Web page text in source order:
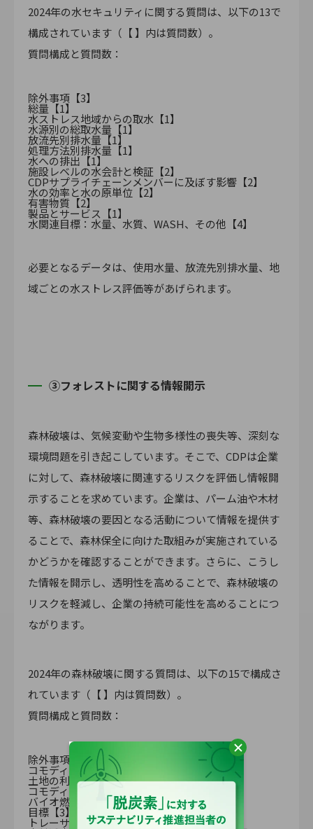
2024年の水セキュリティに関する質問は、以下の13で
構成されています（【 】内は質問数）。
質問構成と質問数：
除外事項【3】
総量【1】
水ストレス地域からの取水【1】
水源別の総取水量【1】
放流先別排水量【1】
処理方法別排水量【1】
水への排出【1】
施設レベルの水会計と検証【2】
CDPサプライチェーンメンバーに及ぼす影響【2】
水の効率と水の原単位【2】
有害物質【2】
製品とサービス【1】
水関連目標：水量、水質、WASH、その他【4】
必要となるデータは、使用水量、放流先別排水量、地
域ごとの水ストレス評価等があげられます。
③フォレストに関する情報開示
森林破壊は、気候変動や生物多様性の喪失等、深刻な
環境問題を引き起こしています。そこで、CDPは企業
に対して、森林破壊に関連するリスクを評価し情報開
示することを求めています。企業は、パーム油や木材
等、森林破壊の要因となる活動について情報を提供す
ることで、森林保全に向けた取組みが実施されている
かどうかを確認することができます。さらに、こうし
た情報を開示し、透明性を高めることで、森林破壊の
リスクを軽減し、企業の持続可能性を高めることにつ
ながります。
2024年の森林破壊に関する質問は、以下の15で構成さ
れています（【 】内は質問数）。
質問構成と質問数：
除外事項【2】
コモディティ量データ【2】
土地の利用面積量と所在地【3】
コモディティ調達場所【1】
バイオ燃料【2】
目標【3】
トレーサビリティ【2】